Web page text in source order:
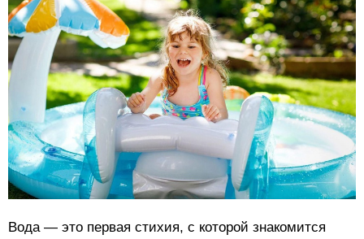
Вода — это первая стихия, с которой знакомится